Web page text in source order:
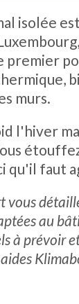
isolée
premier
murs.
l'hiver
qu'il faut
vous
au
à prévoir